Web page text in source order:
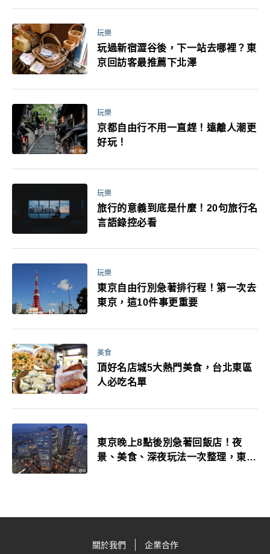
玩樂
玩過新宿澀谷後，下一站去哪裡？東
京回訪客最推薦下北澤
玩樂
京都自由行不用一直趕！遠離人潮更
好玩！
玩樂
旅行的意義到底是什麼！20句旅行名
言語錄控必看
玩樂
東京自由行別急著排行程！第一次去
東京，這10件事更重要
美食
頂好名店城5大熱門美食，台北東區
人必吃名單
東京晚上8點後別急著回飯店！夜
景、美食、深夜玩法一次整理，東京
關於我們 企業合作